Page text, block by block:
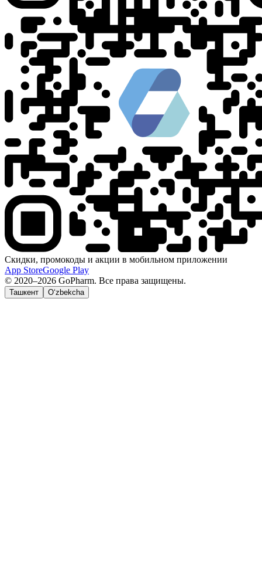
Скидки, промокоды и акции в мобильном приложении
App StoreGoogle Play
© 2020–2026 GoPharm. Все права защищены.
Ташкент O‘zbekcha